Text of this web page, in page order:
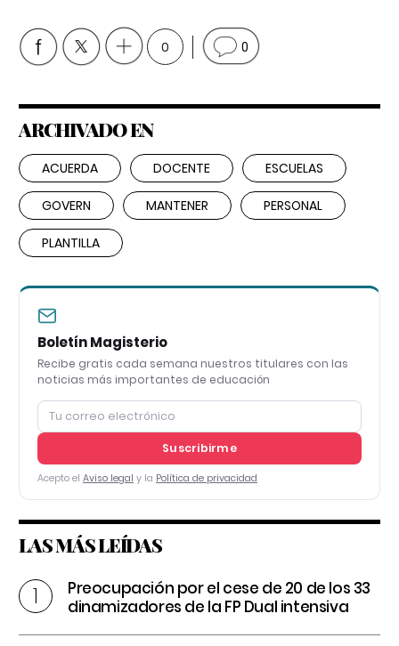
0 0
ARCHIVADO EN
ACUERDA DOCENTE ESCUELAS
GOVERN MANTENER PERSONAL
PLANTILLA
Boletín Magisterio
Recibe gratis cada semana nuestros titulares con las
noticias más importantes de educación
Suscribirme
Acepto el Aviso legal y la Política de privacidad
LAS MÁS LEÍDAS
Preocupación por el cese de 20 de los 33
dinamizadores de la FP Dual intensiva